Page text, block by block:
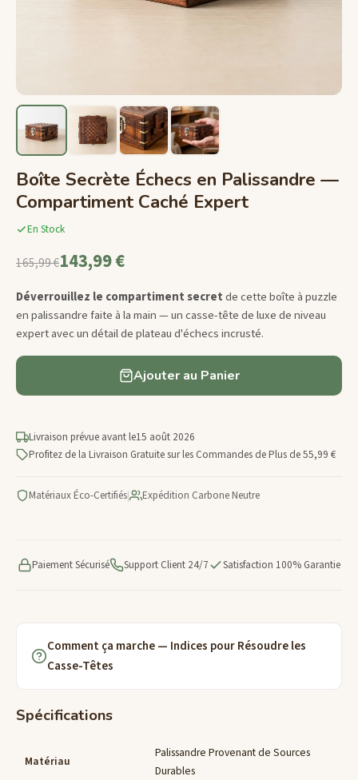
Boîte Secrète Échecs en Palissandre —
Compartiment Caché Expert
En Stock
165,99 €143,99 €
Déverrouillez le compartiment secretde cette boîte à puzzle
en palissandre faite à la main — un casse-tête de luxe de niveau
expert avec un détail de plateau d'échecs incrusté.
Ajouter au Panier
Livraison prévue avant le15 août 2026
Profitez de la Livraison Gratuite sur les Commandes de Plus de 55,99 €
Matériaux Éco-Certifiés| Expédition Carbone Neutre
Paiement Sécurisé Support Client 24/7 Satisfaction 100% Garantie
Comment ça marche — Indices pour Résoudre les
Casse-Têtes
Spécifications
Matériau
Palissandre Provenant de Sources
Durables